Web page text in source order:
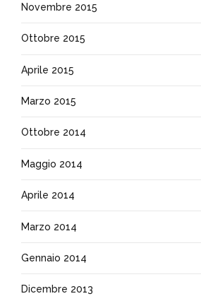
Novembre 2015
Ottobre 2015
Aprile 2015
Marzo 2015
Ottobre 2014
Maggio 2014
Aprile 2014
Marzo 2014
Gennaio 2014
Dicembre 2013